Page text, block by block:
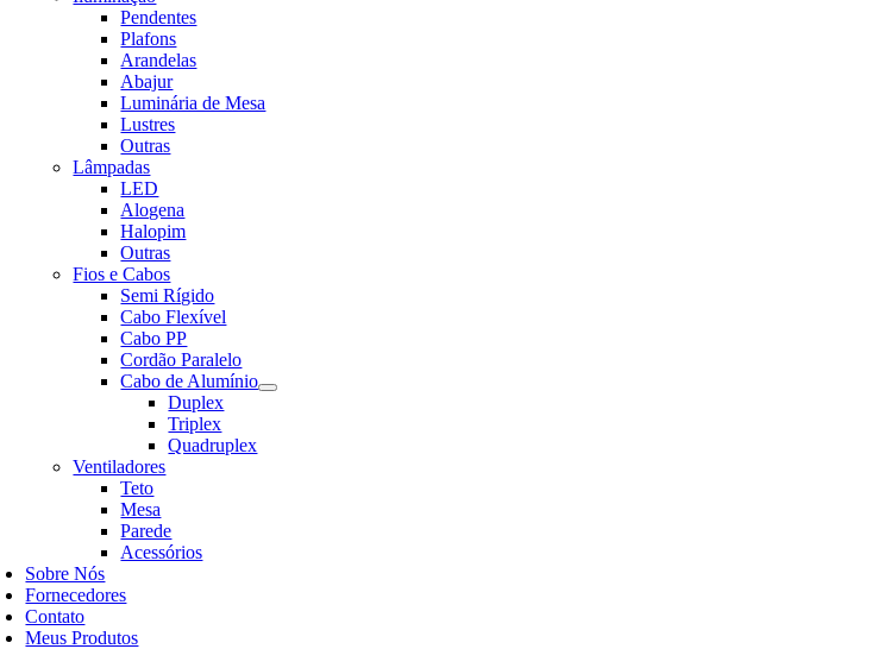
Pendentes
Plafons
Arandelas
Abajur
Luminária de Mesa
Lustres
Outras
Lâmpadas
LED
Alogena
Halopim
Outras
Fios e Cabos
Semi Rígido
Cabo Flexível
Cabo PP
Cordão Paralelo
Cabo de Alumínio
Duplex
Triplex
Quadruplex
Ventiladores
Teto
Mesa
Parede
Acessórios
Sobre Nós
Fornecedores
Contato
Meus Produtos